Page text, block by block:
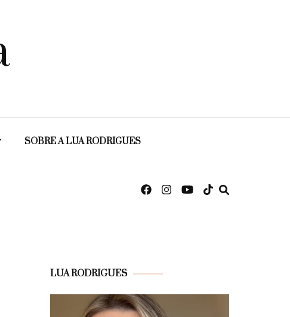
SOBRE A LUA RODRIGUES
LUA RODRIGUES